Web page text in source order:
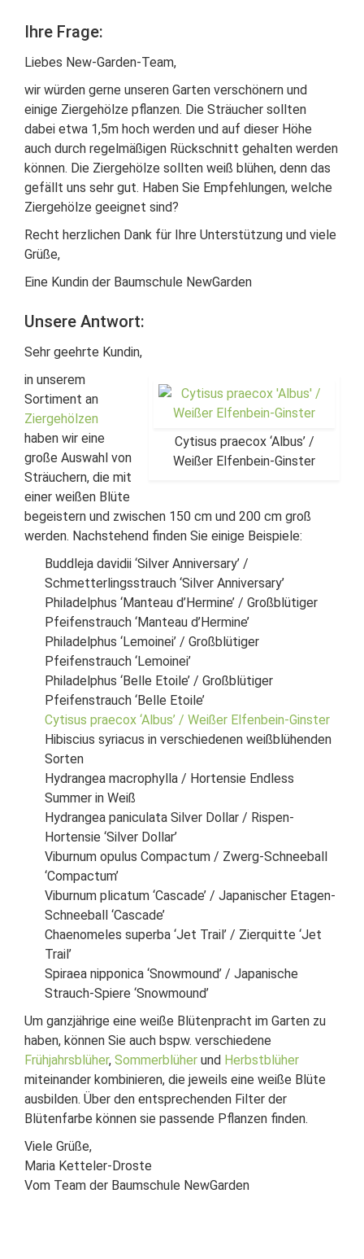
Ihre Frage:
Liebes New-Garden-Team,
wir würden gerne unseren Garten verschönern und
einige Ziergehölze pflanzen. Die Sträucher sollten
dabei etwa 1,5m hoch werden und auf dieser Höhe
auch durch regelmäßigen Rückschnitt gehalten werden
können. Die Ziergehölze sollten weiß blühen, denn das
gefällt uns sehr gut. Haben Sie Empfehlungen, welche
Ziergehölze geeignet sind?
Recht herzlichen Dank für Ihre Unterstützung und viele
Grüße,
Eine Kundin der Baumschule NewGarden
Unsere Antwort:
Sehr geehrte Kundin,
Cytisus praecox ‘Albus’ /
Weißer Elfenbein-Ginster
in unserem
Sortiment an
Ziergehölzen
haben wir eine
große Auswahl von
Sträuchern, die mit
einer weißen Blüte
begeistern und zwischen 150 cm und 200 cm groß
werden. Nachstehend finden Sie einige Beispiele:
Buddleja davidii ‘Silver Anniversary’ /
Schmetterlingsstrauch ‘Silver Anniversary’
Philadelphus ‘Manteau d’Hermine’ / Großblütiger
Pfeifenstrauch ‘Manteau d’Hermine’
Philadelphus ‘Lemoinei’ / Großblütiger
Pfeifenstrauch ‘Lemoinei’
Philadelphus ‘Belle Etoile’ / Großblütiger
Pfeifenstrauch ‘Belle Etoile’
Cytisus praecox ‘Albus’ / Weißer Elfenbein-Ginster
Hibiscius syriacus in verschiedenen weißblühenden
Sorten
Hydrangea macrophylla / Hortensie Endless
Summer in Weiß
Hydrangea paniculata Silver Dollar / Rispen-
Hortensie ‘Silver Dollar’
Viburnum opulus Compactum / Zwerg-Schneeball
‘Compactum’
Viburnum plicatum ‘Cascade’ / Japanischer Etagen-
Schneeball ‘Cascade’
Chaenomeles superba ‘Jet Trail’ / Zierquitte ‘Jet
Trail’
Spiraea nipponica ‘Snowmound’ / Japanische
Strauch-Spiere ‘Snowmound’
Um ganzjährige eine weiße Blütenpracht im Garten zu
haben, können Sie auch bspw. verschiedene
Frühjahrsblüher, Sommerblüher und Herbstblüher
miteinander kombinieren, die jeweils eine weiße Blüte
ausbilden. Über den entsprechenden Filter der
Blütenfarbe können sie passende Pflanzen finden.
Viele Grüße,
Maria Ketteler-Droste
Vom Team der Baumschule NewGarden